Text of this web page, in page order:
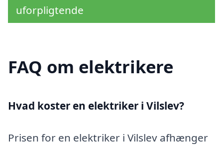
uforpligtende
FAQ om elektrikere
Hvad koster en elektriker i Vilslev?
Prisen for en elektriker i Vilslev afhænger